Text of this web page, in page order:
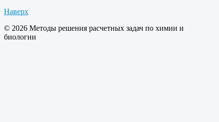
Наверх
© 2026 Методы решения расчетных задач по химии и
биологии